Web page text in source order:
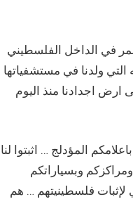
في الداخل الفلسطيني
ولدنا في مستشفياتها
ارض اجدادنا منذ اليوم
المؤدلج … اثبتوا لنا
وبسياراتكم
فلسطينيتهم … هم